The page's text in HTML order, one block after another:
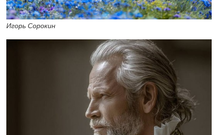
Игорь Сорокин